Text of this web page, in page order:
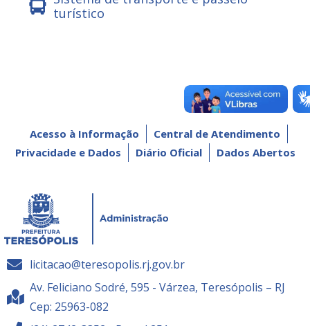
turístico
Acesso à Informação
Central de Atendimento
Privacidade e Dados
Diário Oficial Dados Abertos
licitacao@teresopolis.rj.gov.br
Av. Feliciano Sodré, 595 - Várzea, Teresópolis – RJ
Cep: 25963-082